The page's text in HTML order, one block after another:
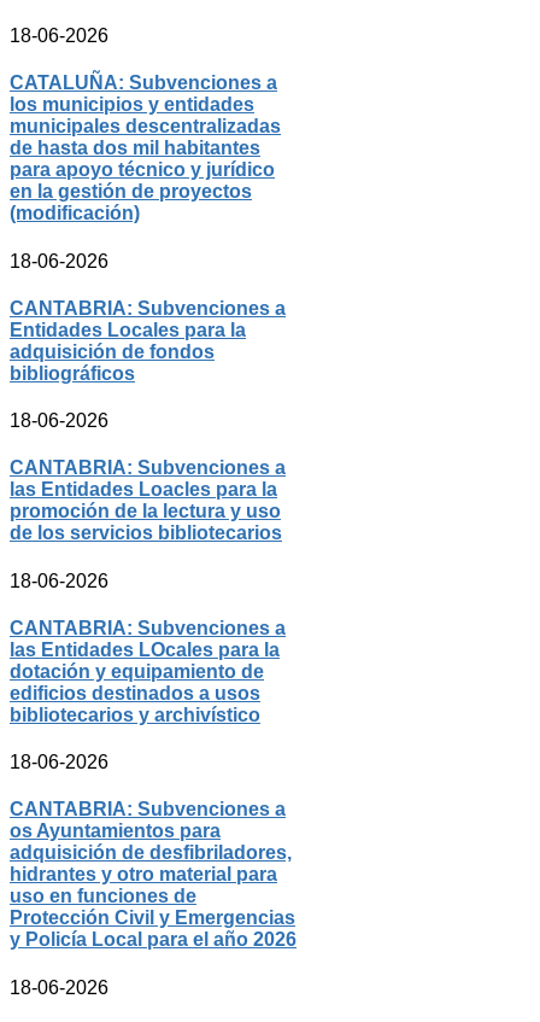
18-06-2026
CATALUÑA: Subvenciones a
los municipios y entidades
municipales descentralizadas
de hasta dos mil habitantes
para apoyo técnico y jurídico
en la gestión de proyectos
(modificación)
18-06-2026
CANTABRIA: Subvenciones a
Entidades Locales para la
adquisición de fondos
bibliográficos
18-06-2026
CANTABRIA: Subvenciones a
las Entidades Loacles para la
promoción de la lectura y uso
de los servicios bibliotecarios
18-06-2026
CANTABRIA: Subvenciones a
las Entidades LOcales para la
dotación y equipamiento de
edificios destinados a usos
bibliotecarios y archivístico
18-06-2026
CANTABRIA: Subvenciones a
os Ayuntamientos para
adquisición de desfibriladores,
hidrantes y otro material para
uso en funciones de
Protección Civil y Emergencias
y Policía Local para el año 2026
18-06-2026